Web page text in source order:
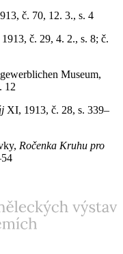
č. 70, 12. 3., s. 4
č. 29, 4. 2., s. 8; č.
Museum,
12
XI, 1913, č. 28, s. 339–
Ročenka Kruhu pro